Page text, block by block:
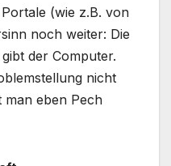
(wie z.B. von
noch weiter: Die
der Computer.
nicht
man eben Pech